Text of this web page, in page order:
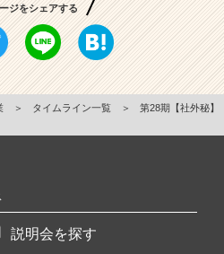
ジをシェアする
＞ タイムライン一覧 ＞
第28期【社外秘】
説明会を探す